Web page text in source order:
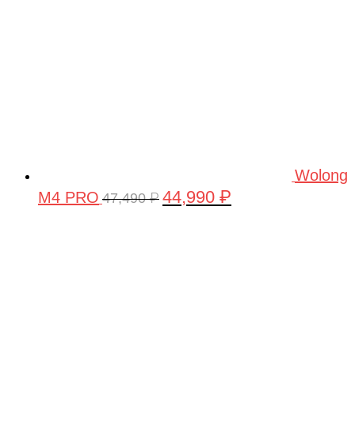
Wolong
M4 PRO 47,490₽ Первоначальная
44,990 ₽